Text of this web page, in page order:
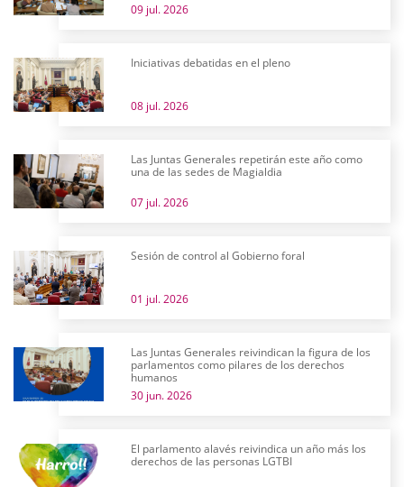
09 jul. 2026
Iniciativas debatidas en el pleno
08 jul. 2026
Las Juntas Generales repetirán este año como
una de las sedes de Magialdia
07 jul. 2026
Sesión de control al Gobierno foral
01 jul. 2026
Las Juntas Generales reivindican la figura de los
parlamentos como pilares de los derechos
humanos
30 jun. 2026
El parlamento alavés reivindica un año más los
derechos de las personas LGTBI